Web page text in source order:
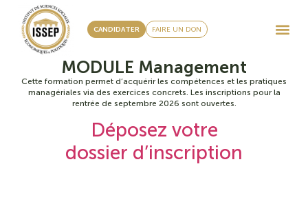
CANDIDATER FAIRE UN DON
MODULE Management
Cette formation permet d’acquérir les compétences et les pratiques
managériales via des exercices concrets. Les inscriptions pour la
rentrée de septembre 2026 sont ouvertes.
Déposez votre
dossier d’inscription